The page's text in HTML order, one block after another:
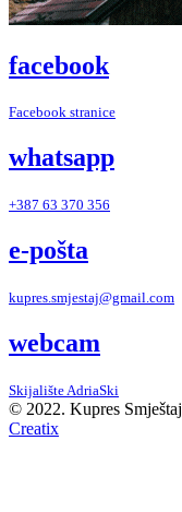
facebook
Facebook stranice
whatsapp
+387 63 370 356
e-pošta
kupres.smjestaj@gmail.com
webcam
Skijalište AdriaSki
© 2022. Kupres Smještaj
Creatix